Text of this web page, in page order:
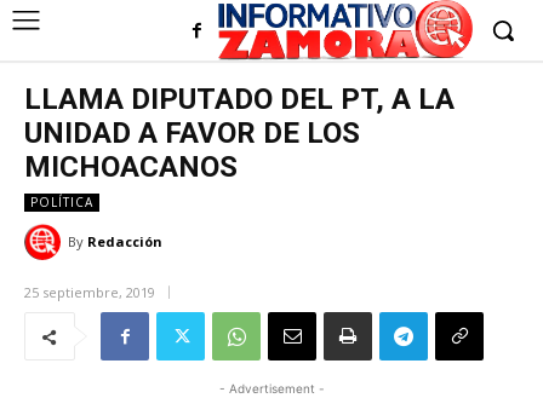
LLAMA DIPUTADO DEL PT, A LA
UNIDAD A FAVOR DE LOS
MICHOACANOS
POLÍTICA
By Redacción
25 septiembre, 2019
- Advertisement -